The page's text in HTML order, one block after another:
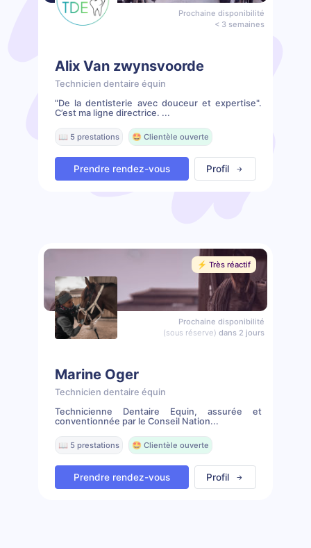
Prochaine disponibilité
< 3 semaines
Alix Van zwynsvoorde
Technicien dentaire équin
"De la dentisterie avec douceur et expertise".
C’est ma ligne directrice. ...
📖 5 prestations 🤩 Clientèle ouverte
Prendre rendez-vous Profil
⚡️ Très réactif
Prochaine disponibilité
(sous réserve) dans 2 jours
Marine Oger
Technicien dentaire équin
Technicienne Dentaire Equin, assurée et
conventionnée par le Conseil Nation...
📖 5 prestations 🤩 Clientèle ouverte
Prendre rendez-vous Profil